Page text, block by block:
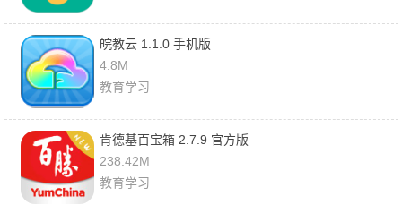
皖教云 1.1.0 手机版
4.8M
教育学习
肯德基百宝箱 2.7.9 官方版
238.42M
教育学习